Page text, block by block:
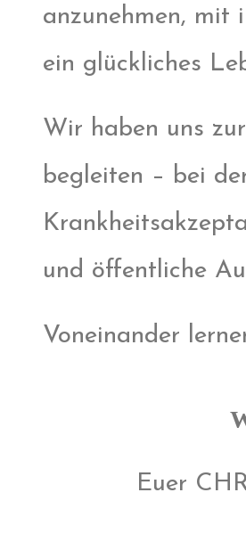
anzunehmen, mit
ein glückliches
Wir haben uns
begleiten – bei
und öffentliche
Voneinander
Euer